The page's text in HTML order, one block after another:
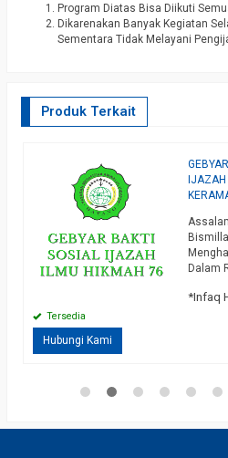
Program Diatas Bisa Diikuti
Dikarenakan Banyak Kegiatan
Sementara Tidak Melayani
Produk Terkait
IJAZAH
Dalam
Bulan
Bakti
*Infaq
Tersedia
Hubungi Kami